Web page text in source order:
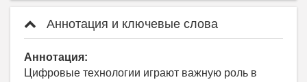
Аннотация и ключевые слова
Аннотация:
Цифровые технологии играют важную роль в